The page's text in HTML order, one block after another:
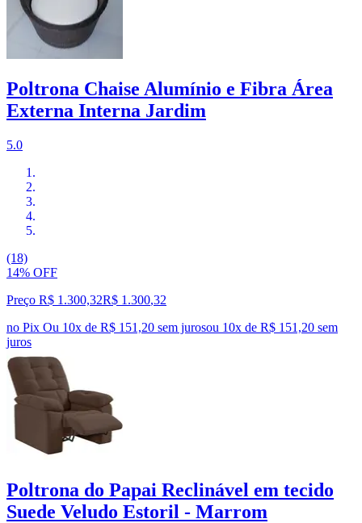
Poltrona Chaise Alumínio e Fibra Área
Externa Interna Jardim
5.0
(18)
14% OFF
Preço R$ 1.300,32R$ 1.300,32
no Pix Ou 10x de R$ 151,20 sem jurosou 10x de R$ 151,20 sem
juros
Poltrona do Papai Reclinável em tecido
Suede Veludo Estoril - Marrom